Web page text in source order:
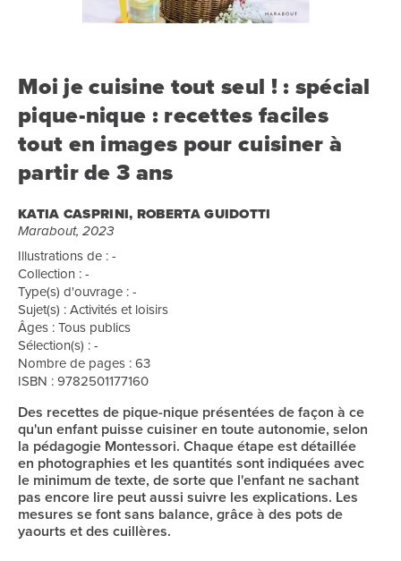
Moi je cuisine tout seul ! : spécial
pique-nique : recettes faciles
tout en images pour cuisiner à
partir de 3 ans
KATIA CASPRINI, ROBERTA GUIDOTTI
Marabout, 2023
Illustrations de : -
Collection : -
Type(s) d'ouvrage : -
Sujet(s) : Activités et loisirs
Âges : Tous publics
Sélection(s) : -
Nombre de pages : 63
ISBN : 9782501177160
Des recettes de pique-nique présentées de façon à ce
qu'un enfant puisse cuisiner en toute autonomie, selon
la pédagogie Montessori. Chaque étape est détaillée
en photographies et les quantités sont indiquées avec
le minimum de texte, de sorte que l'enfant ne sachant
pas encore lire peut aussi suivre les explications. Les
mesures se font sans balance, grâce à des pots de
yaourts et des cuillères.